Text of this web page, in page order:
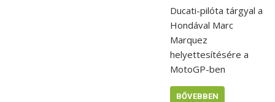
Ducati-pilóta tárgyal a
Hondával Marc
Marquez
helyettesítésére a
MotoGP-ben
BŐVEBBEN